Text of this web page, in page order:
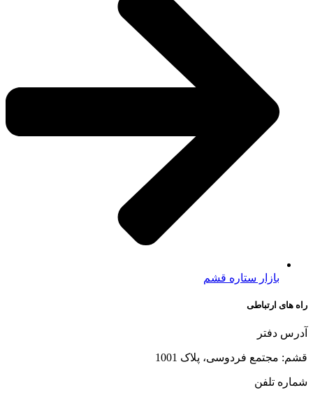
بازار ستاره قشم
راه های ارتباطی
آدرس دفتر
قشم: مجتمع فردوسی، پلاک 1001
شماره تلفن